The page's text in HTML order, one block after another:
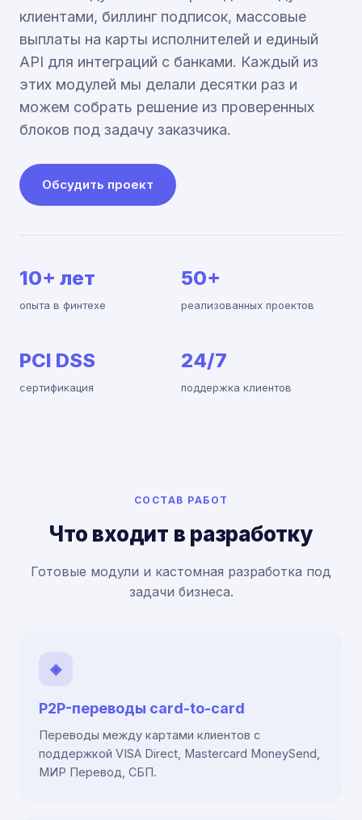
клиентами, биллинг подписок, массовые
выплаты на карты исполнителей и единый
API для интеграций с банками. Каждый из
этих модулей мы делали десятки раз и
можем собрать решение из проверенных
блоков под задачу заказчика.
Обсудить проект
10+ лет
опыта в финтехе
50+
реализованных проектов
PCI DSS
сертификация
24/7
поддержка клиентов
СОСТАВ РАБОТ
Что входит в разработку
Готовые модули и кастомная разработка под
задачи бизнеса.
◈
P2P-переводы card-to-card
Переводы между картами клиентов с
поддержкой VISA Direct, Mastercard MoneySend,
МИР Перевод, СБП.